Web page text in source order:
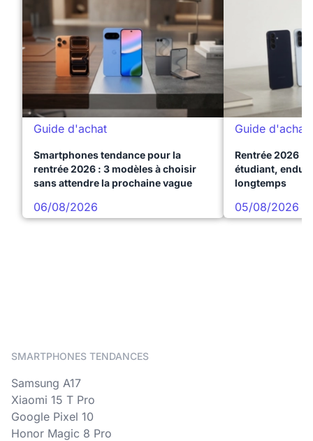
Guide d'achat
Smartphones tendance pour la
rentrée 2026 : 3 modèles à choisir
sans attendre la prochaine vague
06/08/2026
Guide d'achat
Rentrée 2026 :
étudiant,
longtemps
05/08/2026
SMARTPHONES TENDANCES
Samsung A17
Xiaomi 15 T Pro
Google Pixel 10
Honor Magic 8 Pro